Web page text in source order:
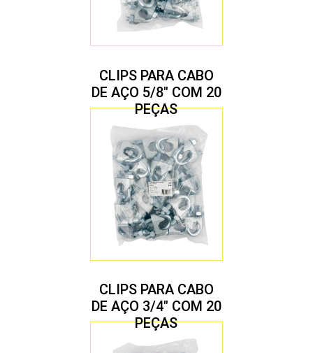
CLIPS PARA CABO
DE AÇO 5/8″ COM 20
PEÇAS
CLIPS PARA CABO
DE AÇO 3/4″ COM 20
PEÇAS